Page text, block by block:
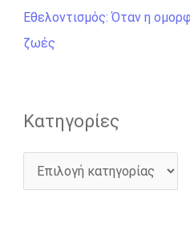
ι
α
Εθελοντισμός: Όταν η
ζωές
Kατηγορίες